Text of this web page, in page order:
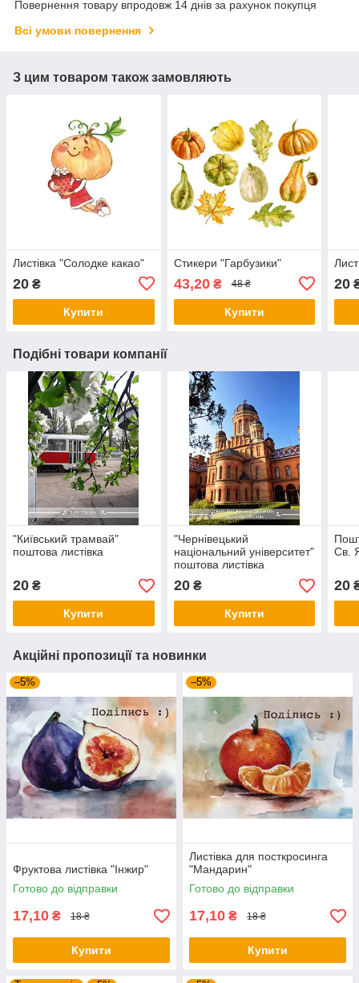
Повернення товару впродовж 14 днів за рахунок покупця
Всі умови повернення
З цим товаром також замовляють
Листівка "Солодке какао"
20 ₴
Купити
Стикери "Гарбузики"
43,20₴ 48 ₴
Купити
20
Подібні товари компанії
"Київський трамвай"
поштова листівка
20 ₴
Купити
"Чернівецький
національний університет"
поштова листівка
20₴
Купити
Св.
20
Акційні пропозиції та новинки
–5%
Фруктова листівка "Інжир"
Готово до відправки
17,10 ₴ 18 ₴
Купити
–5%
Листівка для посткросинга
"Мандарин"
Готово до відправки
17,10 ₴ 18 ₴
Купити